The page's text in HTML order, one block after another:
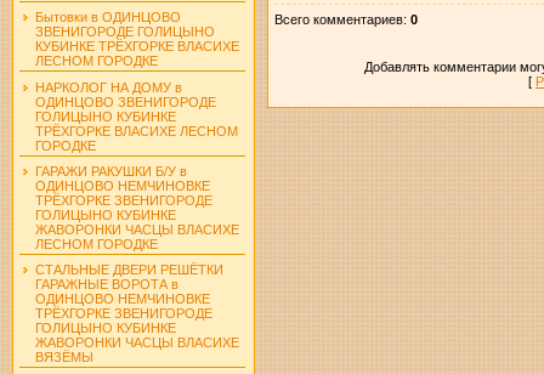
Бытовки в ОДИНЦОВО
ЗВЕНИГОРОДЕ ГОЛИЦЫНО
КУБИНКЕ ТРЁХГОРКЕ ВЛАСИХЕ
ЛЕСНОМ ГОРОДКЕ
НАРКОЛОГ НА ДОМУ в
ОДИНЦОВО ЗВЕНИГОРОДЕ
ГОЛИЦЫНО КУБИНКЕ
ТРЁХГОРКЕ ВЛАСИХЕ ЛЕСНОМ
ГОРОДКЕ
ГАРАЖИ РАКУШКИ Б/У в
ОДИНЦОВО НЕМЧИНОВКЕ
ТРЁХГОРКЕ ЗВЕНИГОРОДЕ
ГОЛИЦЫНО КУБИНКЕ
ЖАВОРОНКИ ЧАСЦЫ ВЛАСИХЕ
ЛЕСНОМ ГОРОДКЕ
СТАЛЬНЫЕ ДВЕРИ РЕШЁТКИ
ГАРАЖНЫЕ ВОРОТА в
ОДИНЦОВО НЕМЧИНОВКЕ
ТРЁХГОРКЕ ЗВЕНИГОРОДЕ
ГОЛИЦЫНО КУБИНКЕ
ЖАВОРОНКИ ЧАСЦЫ ВЛАСИХЕ
ВЯЗЁМЫ
Всего комментариев: 0
Добавлять комментарии
[